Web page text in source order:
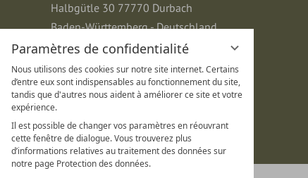
Paramètres de confidentialité
Nous utilisons des cookies sur notre site internet. Certains
d’entre eux sont indispensables au fonctionnement du site,
tandis que d'autres nous aident à améliorer ce site et votre
expérience.
Il est possible de changer vos paramètres en réouvrant
cette fenêtre de dialogue. Vous trouverez plus
d’informations relatives au traitement des données sur
notre page Protection des données.
Halbgütle 30 77770 Durbach
Baden-Württemberg - Deutschland
Tel: +49 (0) 781 482-0
Fax: +49 (0) 781 482-160
info@rebstock-durbach.de